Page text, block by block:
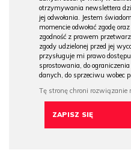
otrzymywania newslettera
jej odwołania. Jestem
momencie odwołać zgodę
zgodność z prawem
zgody udzielonej przed jej
przysługuje mi prawo
sprostowania, do
danych, do sprzeciwu wobec